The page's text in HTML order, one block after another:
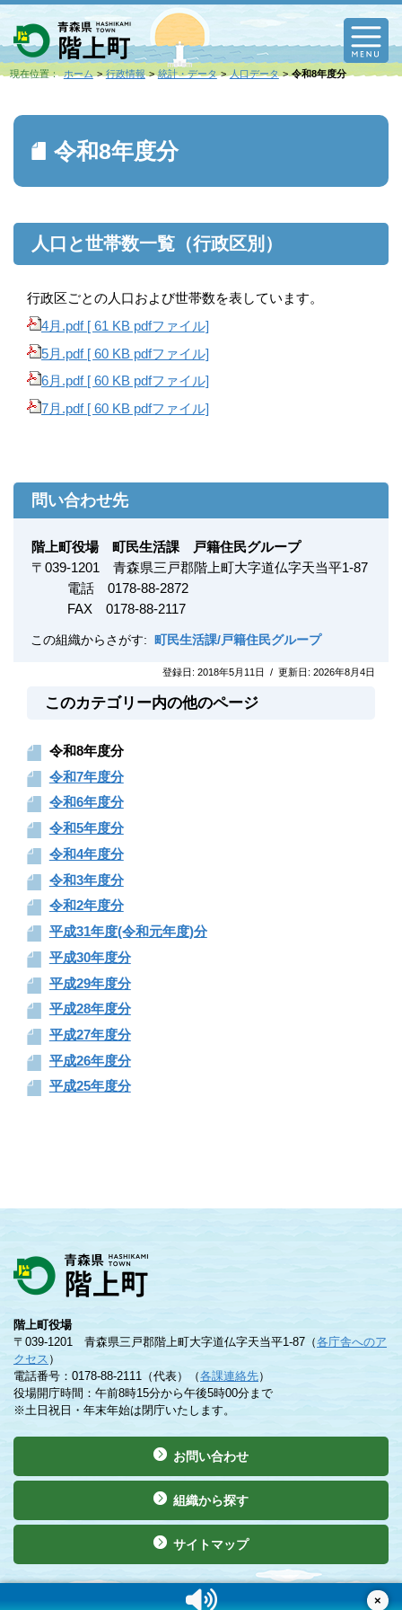
×
現在位置： ホーム 行政情報 統計・データ 人口データ 令和8年度分
令和8年度分
人口と世帯数一覧（行政区別）
行政区ごとの人口および世帯数を表しています。
4月.pdf [ 61 KB pdfファイル]
5月.pdf [ 60 KB pdfファイル]
6月.pdf [ 60 KB pdfファイル]
7月.pdf [ 60 KB pdfファイル]
問い合わせ先
階上町役場 町民生活課 戸籍住民グループ
〒 039-1201
青森県三戸郡階上町大字道仏字天当平1-87
電話 0178-88-2872
FAX 0178-88-2117
この組織からさがす: 町民生活課/戸籍住民グループ
登録日: 2018年5月11日 / 更新日: 2026年8月4日
このカテゴリー内の他のページ
令和8年度分
令和7年度分
令和6年度分
令和5年度分
令和4年度分
令和3年度分
令和2年度分
平成31年度(令和元年度)分
平成30年度分
平成29年度分
平成28年度分
平成27年度分
平成26年度分
平成25年度分
階上町役場
〒039-1201 青森県三戸郡階上町大字道仏字天当平1-87（各庁舎へのア
クセス ）
電話番号：0178-88-2111（代表）（各課連絡先）
役場開庁時間：午前8時15分から午後5時00分まで
※土日祝日・年末年始は閉庁いたします。
お問い合わせ
組織から探す
サイトマップ
©Copyright 2019 Hashikami Town. All rights reserved.